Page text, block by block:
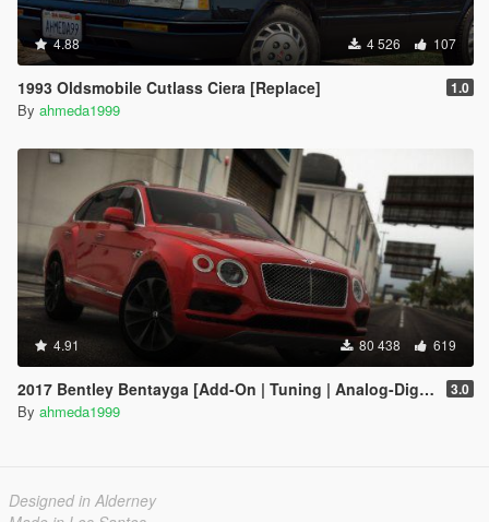
4.88 4 526 107
1993 Oldsmobile Cutlass Ciera [Replace] 1.0
By ahmeda1999
4.91 80 438 619
2017 Bentley Bentayga [Add-On | Tuning | Analog-Digital Dials] 3.0
By ahmeda1999
Designed in Alderney